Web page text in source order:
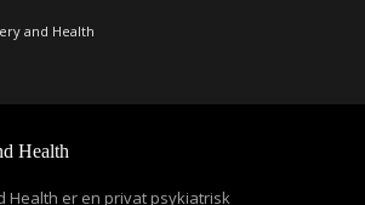
and Health
Health
Health er en privat psykiatrisk